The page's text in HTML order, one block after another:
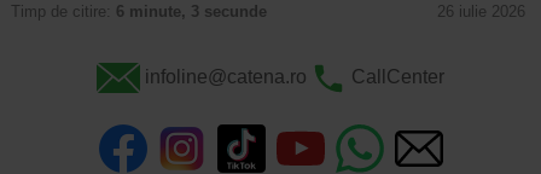
Timp de citire: 6 minute, 3 secunde 26 iulie 2026
infoline@catena.ro CallCenter